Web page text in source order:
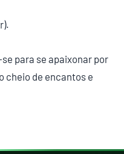
para se apaixonar por
cheio de encantos e